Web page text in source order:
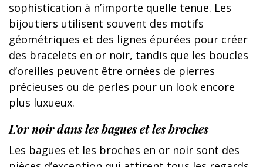
sophistication à n’importe quelle tenue. Les
bijoutiers utilisent souvent des motifs
géométriques et des lignes épurées pour créer
des bracelets en or noir, tandis que les boucles
d’oreilles peuvent être ornées de pierres
précieuses ou de perles pour un look encore
plus luxueux.
L’or noir dans les bagues et les broches
Les bagues et les broches en or noir sont des